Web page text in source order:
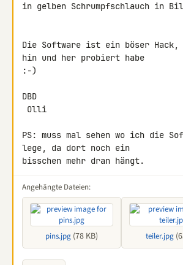
in gelben Schrumpfschlauch in
Die Software ist ein böser
hin und her probiert habe
:-)
DBD
PS: muss mal sehen wo ich die
lege, da dort noch ein
bisschen mehr dran hängt.
Angehängte Dateien:
pins.jpg (78 KB) teiler.jpg